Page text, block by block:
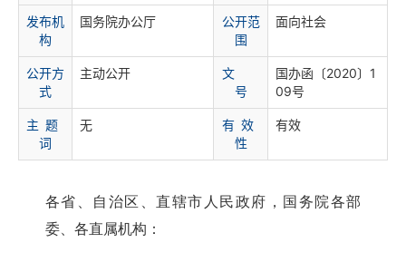
发布机
构
国务院办公厅
公开范
围
面向社会
公开方
式
主动公开
文
号
国办函〔2020〕1
09号
主 题
词
无
有 效
性
有效
各省、自治区、直辖市人民政府，国务院各部
委、各直属机构：